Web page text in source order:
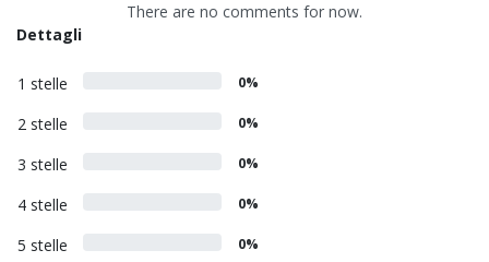
There are no comments for now.
Dettagli
1 stelle 0%
2 stelle 0%
3 stelle 0%
4 stelle 0%
5 stelle 0%